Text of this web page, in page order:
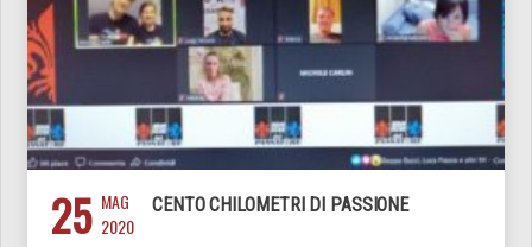
25 MAG
2020
CENTO CHILOMETRI DI PASSIONE